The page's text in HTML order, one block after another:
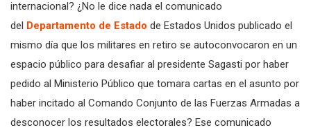
internacional? ¿No le dice nada el comunicado
del Departamento de Estado de Estados Unidos publicado el
mismo día que los militares en retiro se autoconvocaron en un
espacio público para desafiar al presidente Sagasti por haber
pedido al Ministerio Público que tomara cartas en el asunto por
haber incitado al Comando Conjunto de las Fuerzas Armadas a
desconocer los resultados electorales? Ese comunicado